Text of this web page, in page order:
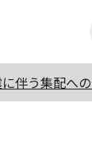
伴う集配へ